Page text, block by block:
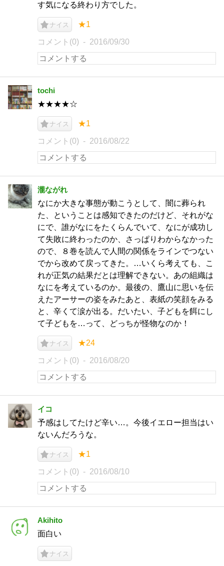
す気になる終わり方でした。
ナイス ★1
コメント(0) 2016/09/30
tochi
★★★★☆
ナイス ★1
コメント(0) 2016/08/22
瀧ながれ
なにか大きな事態が動こうとして、闇に葬られ
た、ということは感知できたのだけど、それがな
にで、誰がなにをたくらんでいて、なにが成功し
て失敗に終わったのか、さっぱりわからなかった
ので、８巻を読んで人間の関係をラインでつない
でから改めて戻ってきた。…いくら考えても、こ
れが正気の結果だとは理解できない。あの組織は
なにを考えているのか。最後の、鷹山に思いを伝
えたアーサーの姿をみたあと、表紙の笑顔をみる
と、辛くて涙が出る。だいたい、子どもを餌にし
て子どもを…って、どっちが怪物なのか！
ナイス ★24
コメント(0) 2016/08/20
イコ
予感はしてたけど辛い…。今後イエロー担当はい
ないんだろうな。
ナイス ★1
コメント(0) 2016/08/10
Akihito
面白い
ナイス